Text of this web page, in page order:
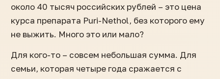
около 40 тысяч российских рублей – это цена
курса препарата Puri-Nethol, без которого ему
не выжить. Много это или мало?
Для кого-то – совсем небольшая сумма. Для
семьи, которая четыре года сражается с